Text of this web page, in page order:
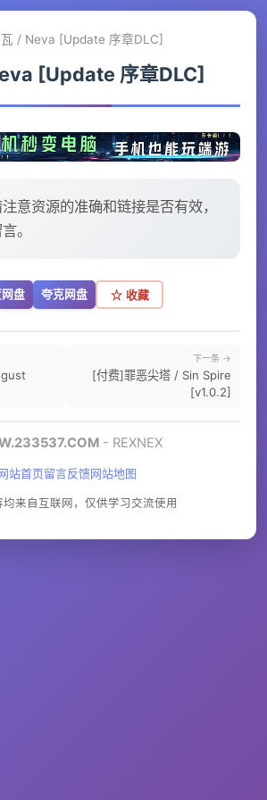
/ Neva [Update 序章DLC]
[Update 序章DLC]
意资源的准确和链接是否有效，
。
盘 夸克网盘 ☆ 收藏
下一条 →
[付费]罪恶尖塔 / Sin Spire
[v1.0.2]
- REXNEX
站首页留言反馈网站地图
均来自互联网，仅供学习交流使用